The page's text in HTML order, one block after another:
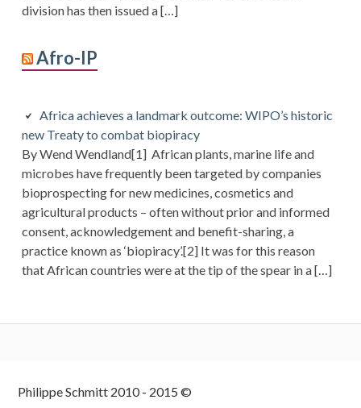
division has then issued a […]
Afro-IP
Africa achieves a landmark outcome: WIPO’s historic
new Treaty to combat biopiracy
By Wend Wendland[1] African plants, marine life and
microbes have frequently been targeted by companies
bioprospecting for new medicines, cosmetics and
agricultural products – often without prior and informed
consent, acknowledgement and benefit-sharing, a
practice known as ‘biopiracy’.[2] It was for this reason
that African countries were at the tip of the spear in a […]
Colonne
Philippe Schmitt 2010 - 2015 ©